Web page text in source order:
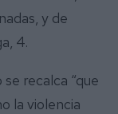
y de
4.
recalca “que
la violencia